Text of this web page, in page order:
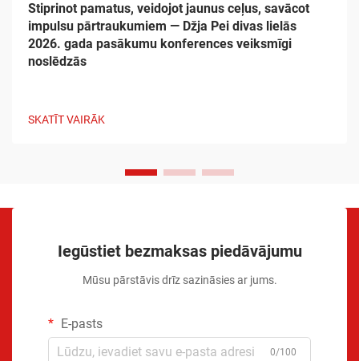
Stiprinot pamatus, veidojot jaunus ceļus, savācot
impulsu pārtraukumiem — Džja Pei divas lielās
2026. gada pasākumu konferences veiksmīgi
noslēdzās
SKATĪT VAIRĀK
Iegūstiet bezmaksas piedāvājumu
Mūsu pārstāvis drīz sazināsies ar jums.
E-pasts
0/100